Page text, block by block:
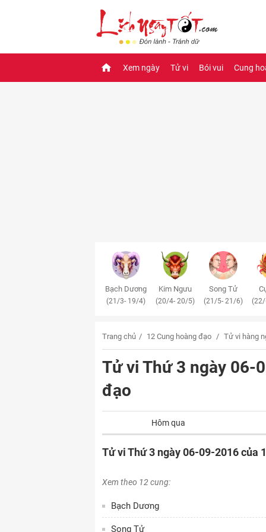
Xem ngày Tử vi Bói vui Cung
Bạch Dương
(21/3- 19/4)
Kim Ngưu
(20/4- 20/5)
Song Tử
(21/5- 21/6)
Trang chủ 12 Cung hoàng đạo Tử vi hàng
Tử vi Thứ 3 ngày 06-
đạo
Hôm qua
Tử vi Thứ 3 ngày 06-09-2016 của
Xem theo 12 cung:
Bạch Dương
Song Tử